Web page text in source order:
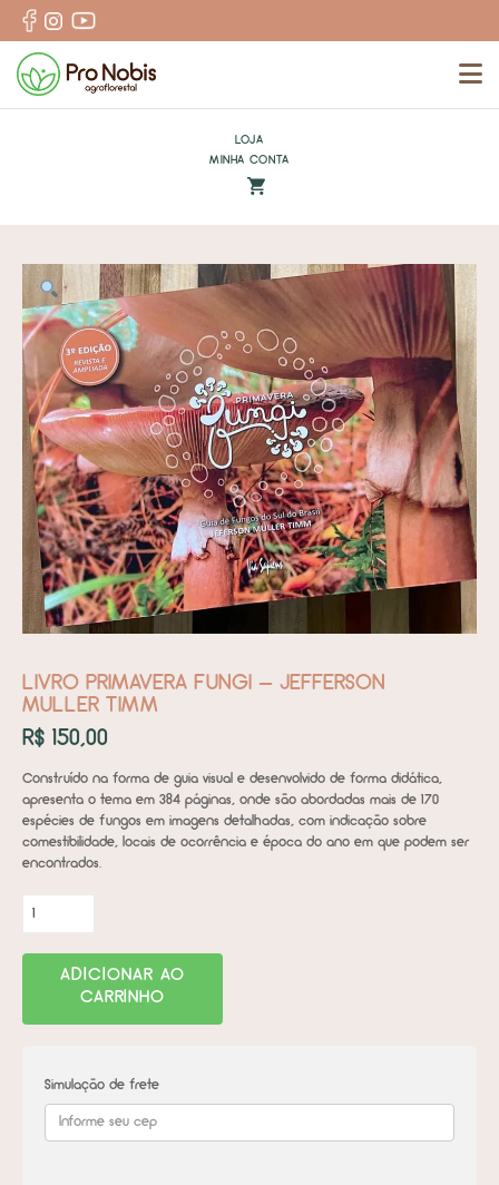
LOJA
MINHA CONTA
LIVRO PRIMAVERA FUNGI – JEFFERSON
MULLER TIMM
R$ 150,00
Construído na forma de guia visual e desenvolvido de forma didática,
apresenta o tema em 384 páginas, onde são abordadas mais de 170
espécies de fungos em imagens detalhadas, com indicação sobre
comestibilidade, locais de ocorrência e época do ano em que podem ser
encontrados.
Livro
Primavera
Fungi
quantidade
ADICIONAR AO
CARRINHO
Simulação de frete